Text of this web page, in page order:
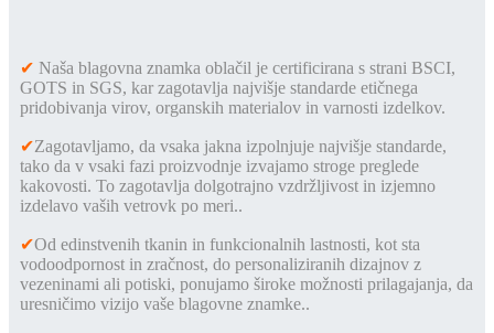
✔ Naša blagovna znamka oblačil je certificirana s strani BSCI,
GOTS in SGS, kar zagotavlja najvišje standarde etičnega
pridobivanja virov, organskih materialov in varnosti izdelkov.
✔Zagotavljamo, da vsaka jakna izpolnjuje najvišje standarde,
tako da v vsaki fazi proizvodnje izvajamo stroge preglede
kakovosti. To zagotavlja dolgotrajno vzdržljivost in izjemno
izdelavo vaših vetrovk po meri..
✔Od edinstvenih tkanin in funkcionalnih lastnosti, kot sta
vodoodpornost in zračnost, do personaliziranih dizajnov z
vezeninami ali potiski, ponujamo široke možnosti prilagajanja, da
uresničimo vizijo vaše blagovne znamke..